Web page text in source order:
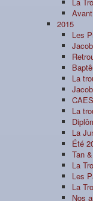
2015
Les
La
La
La
Été
Tan
La
Les
La
Nos